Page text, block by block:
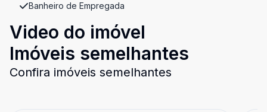
Banheiro de Empregada
Video do imóvel
Imóveis semelhantes
Confira imóveis semelhantes